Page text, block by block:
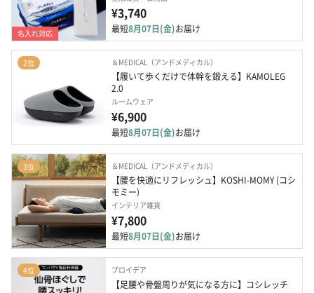
名入れ対応
¥3,740
最短8月07日(金)お届け
2位 ＆MEDICAL（アンドメディカル）
【履いて歩くだけで体幹を鍛える】KAMOLEG
2.0
ルームウェア
¥6,900
最短8月07日(金)お届け
3位 ＆MEDICAL（アンドメディカル）
【腰を快適にリフレッシュ】KOSHI-MOMY (コシ
モミー)
インテリア雑貨
¥7,800
最短8月07日(金)お届け
4位 プロイデア
【足腰や骨盤周りが気になる方に】コシレッチ